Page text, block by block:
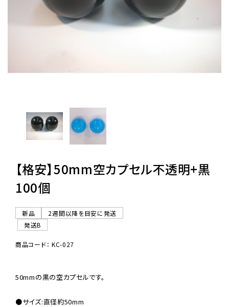
販促用空カプセル
よくあるご質問
06-6282-7659
【格安】50mm空カプセル不透明+黒
100個
新品
2週間以降を目安に発送
発送B
商品コード： KC-027
50mmの黒の空カプセルです。
●サイズ:直径約50mm